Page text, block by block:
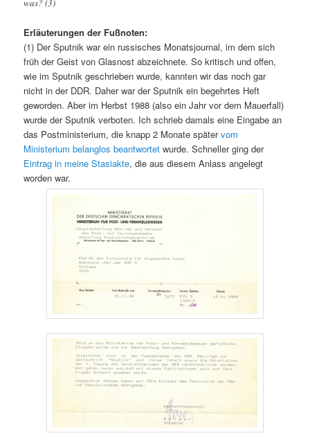
was? (3)
Erläuterungen der Fußnoten:
(1) Der Sputnik war ein russisches Monatsjournal, im dem sich
früh der Geist von Glasnost abzeichnete. So kritisch und offen,
wie im Sputnik geschrieben wurde, kannten wir das noch gar
nicht in der DDR. Daher war der Sputnik ein begehrtes Heft
geworden. Aber im Herbst 1988 (also ein Jahr vor dem Mauerfall)
wurde der Sputnik verboten. Ich schrieb damals eine Eingabe an
das Postministerium, die knapp 2 Monate spätervom
Ministerium belanglos beantwortet wurde. Schneller ging der
Eintrag in meine Stasiakte, die aus diesem Anlass angelegt
worden war.